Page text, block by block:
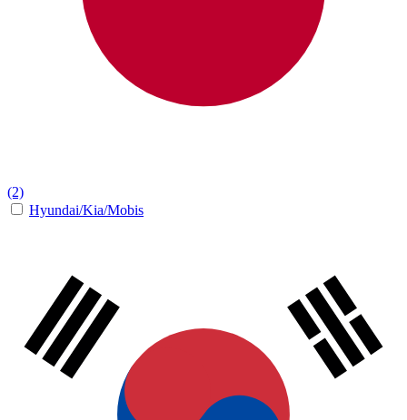
(2)
Hyundai/Kia/Mobis